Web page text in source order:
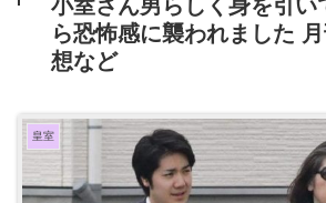
小室さん男らしく身を引い
ら恐怖感に襲われました
想など
皇室